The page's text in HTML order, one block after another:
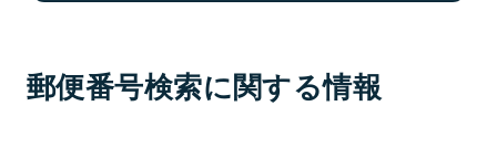
郵便番号検索に関する情報